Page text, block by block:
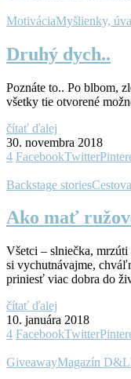
MotiváciaMyšlienky,
Druhý dych..
Poznáte to.. Po blbom,
všetky tie otvorené
čítať ďalej
30. novembra 2018
4 FacebookTwitter
Backstage stories
Ako mať
Všetci – slniečka,
si vychutnávajme,
priniesť viac dobra do
čítať ďalej
10. januára 2018
4 FacebookTwitter
GiveawayMagazín D&L